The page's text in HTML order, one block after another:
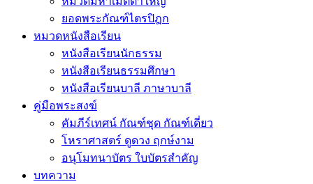
ยอดพระกัณฑ์ไตรปิฎก
หมวดหนังสือเรียน
หนังสือเรียนนักธรรม
หนังสือเรียนธรรมศึกษา
หนังสือเรียนบาลี ภาษาบาลี
คู่มือพระสงฆ์
คัมภีร์เทศน์ กัณฑ์ชุด กัณฑ์เดี่ยว
โหราศาสตร์ ดูดวง ฤกษ์งาม
อนุโมทนาบัตร ใบบัตรสำคัญ
บทความ